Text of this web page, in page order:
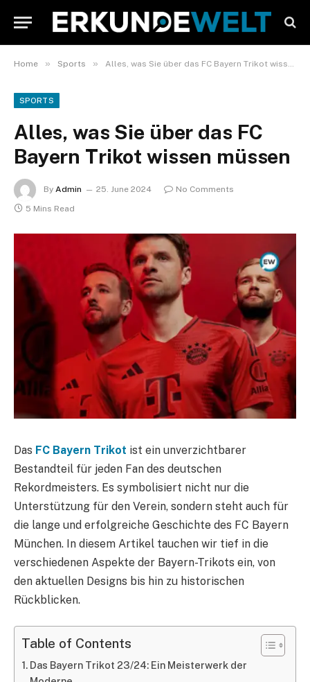
Home » Sports » Alles, was Sie über das FC Bayern Trikot wissen müssen
SPORTS
Alles, was Sie über das FC
Bayern Trikot wissen müssen
By Admin 25. June 2024
No Comments
5 Mins Read
Das FC Bayern Trikot ist ein unverzichtbarer
Bestandteil für jeden Fan des deutschen
Rekordmeisters. Es symbolisiert nicht nur die
Unterstützung für den Verein, sondern steht auch für
die lange und erfolgreiche Geschichte des FC Bayern
München. In diesem Artikel tauchen wir tief in die
verschiedenen Aspekte der Bayern-Trikots ein, von
den aktuellen Designs bis hin zu historischen
Rückblicken.
Table of Contents
Das Bayern Trikot 23/24: Ein Meisterwerk der